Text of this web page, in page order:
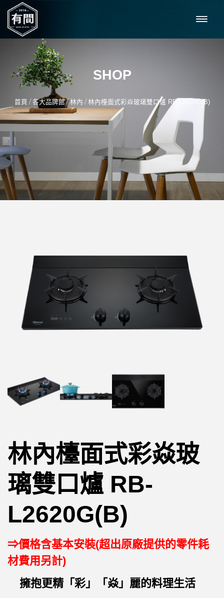
SHOP
首頁 / 各大品牌館/林內 / 林內檯面式彩焱玻璃雙口爐 RB-L2620G(B)
林內檯面式彩焱玻
璃雙口爐 RB-
L2620G(B)
⇒價格含基本安裝(超出原廠提供的零件耗
材費用另計)
擁抱更精「彩」「焱」麗的料理生活